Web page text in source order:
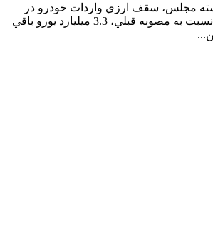
مجلس، سقف ارزي واردات خودرو در
سال 1404 بدون تغيير نسبت به مصوبه قبلي، 3.3 ميليارد يورو باقي